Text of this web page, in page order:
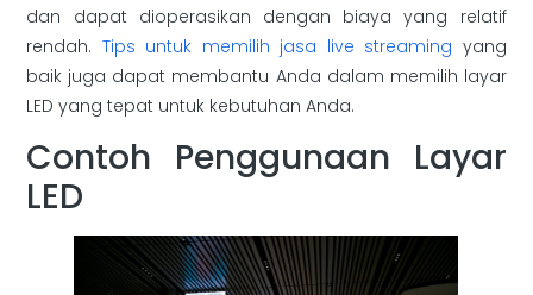
dan dapat dioperasikan dengan biaya yang relatif
rendah. Tips untuk memilih jasa live streaming yang
baik juga dapat membantu Anda dalam memilih layar
LED yang tepat untuk kebutuhan Anda.
Contoh Penggunaan Layar
LED